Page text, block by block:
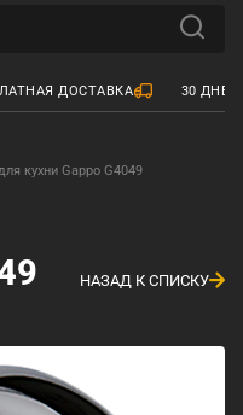
ДОСТАВКА 30
кухни Gappo G4049
НАЗАД К СПИСКУ